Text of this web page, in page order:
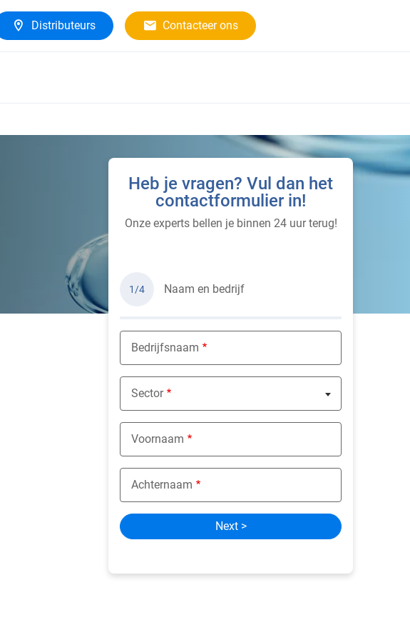
Distributeurs Contacteer ons
Heb je vragen? Vul dan het
contactformulier in!
Onze experts bellen je binnen 24 uur terug!
1/4 Naam en bedrijf
Bedrijfsnaam
Sector
Nothing selected
Voornaam
Achternaam